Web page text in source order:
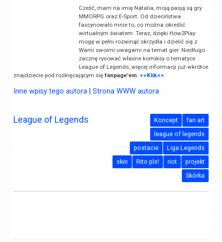
Cześć, mam na imię Natalia, moją pasją są gry
MMORPG oraz E-Sport. Od dzieciństwa
fascynowało mnie to, co można określić
wirtualnym światem. Teraz, dzięki How2Play
mogę w pełni rozwinąć skrzydła i dzielić się z
Wami swoimi uwagami na temat gier. Niedługo
zacznę rysować własne komiksy o tematyce
League of Legends, więcej informacji już wkrótce
znajdziecie pod rozkręcającym sięfanpage'em: >>Klik<<
Inne wpisy tego autora |Strona WWW autora
League of Legends fan art
Koncept
league of legends
Liga Legends
postacie
projekt
riot
Rito pls!
skin
Skórka